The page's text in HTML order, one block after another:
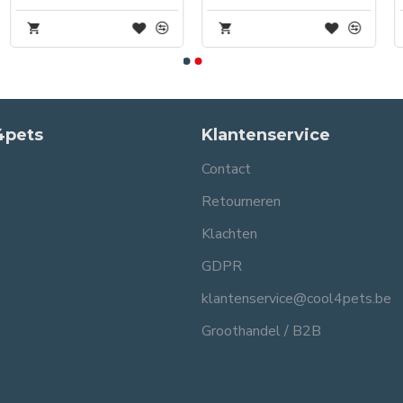
Klantenservice
Contact
Retourneren
Klachten
GDPR
klantenservice@cool4pets.be
Groothandel / B2B